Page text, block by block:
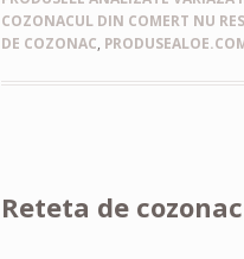
COZONACUL DIN COMERT NU
DE COZONAC,
Reteta de